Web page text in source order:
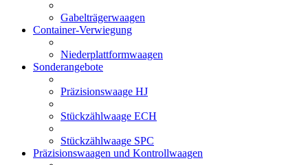
Gabelträgerwaagen
Container-Verwiegung
Niederplattformwaagen
Sonderangebote
Präzisionswaage HJ
Stückzählwaage ECH
Stückzählwaage SPC
Präzisionswaagen und Kontrollwaagen